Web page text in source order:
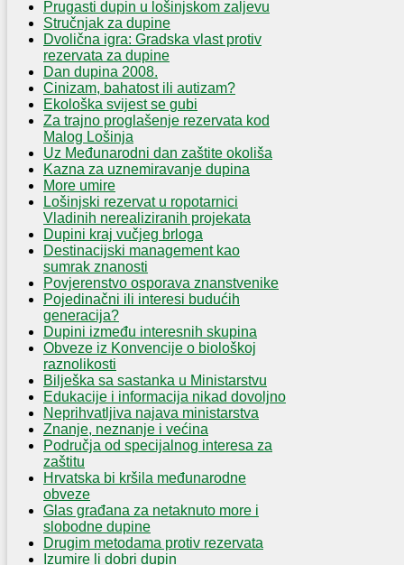
Prugasti dupin u lošinjskom zaljevu
Stručnjak za dupine
Dvolična igra: Gradska vlast protiv
rezervata za dupine
Dan dupina 2008.
Cinizam, bahatost ili autizam?
Ekološka svijest se gubi
Za trajno proglašenje rezervata kod
Malog Lošinja
Uz Međunarodni dan zaštite okoliša
Kazna za uznemiravanje dupina
More umire
Lošinjski rezervat u ropotarnici
Vladinih nerealiziranih projekata
Dupini kraj vučjeg brloga
Destinacijski management kao
sumrak znanosti
Povjerenstvo osporava znanstvenike
Pojedinačni ili interesi budućih
generacija?
Dupini između interesnih skupina
Obveze iz Konvencije o biološkoj
raznolikosti
Bilješka sa sastanka u Ministarstvu
Edukacije i informacija nikad dovoljno
Neprihvatljiva najava ministarstva
Znanje, neznanje i većina
Područja od specijalnog interesa za
zaštitu
Hrvatska bi kršila međunarodne
obveze
Glas građana za netaknuto more i
slobodne dupine
Drugim metodama protiv rezervata
Izumire li dobri dupin